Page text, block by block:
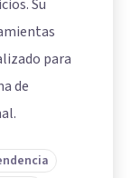
Su
para
de